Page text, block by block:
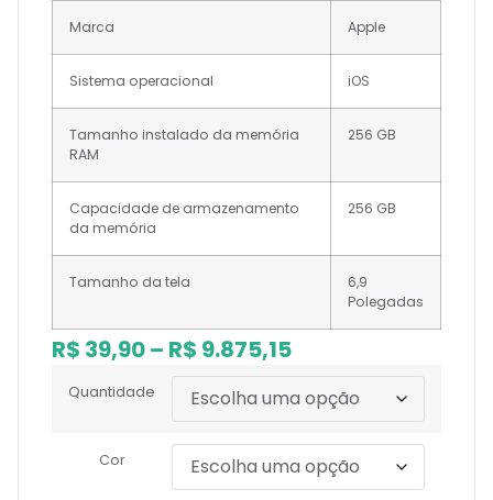
Marca Apple
Sistema operacional iOS
Tamanho instalado da memória
RAM
256 GB
Capacidade de armazenamento
da memória
256 GB
Tamanho da tela
6,9
Polegadas
R$ 39,90– R$ 9.875,15
Quantidade
Cor